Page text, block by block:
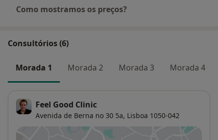
internacionais (Nice (França), Munique (Alemanha),
Copenhaga (Dinamarca));
Artigos científicos:
Publicações em revistas nacionais e internacionais.
Como mostramos os preços?
Consultórios (6)
Morada 1 Morada 2 Morada 3 Morada 4
Feel Good Clinic
Avenida de Berna no 30 5a, Lisboa 1050-042